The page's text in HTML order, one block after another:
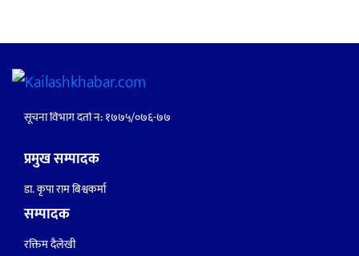
सूचना विभाग दर्ता नं: १७७५/०७६-७७
प्रमुख सम्पादक
डा. कृपा राम बिश्वकर्मा
सम्पादक
रक्तिम दैलेखी